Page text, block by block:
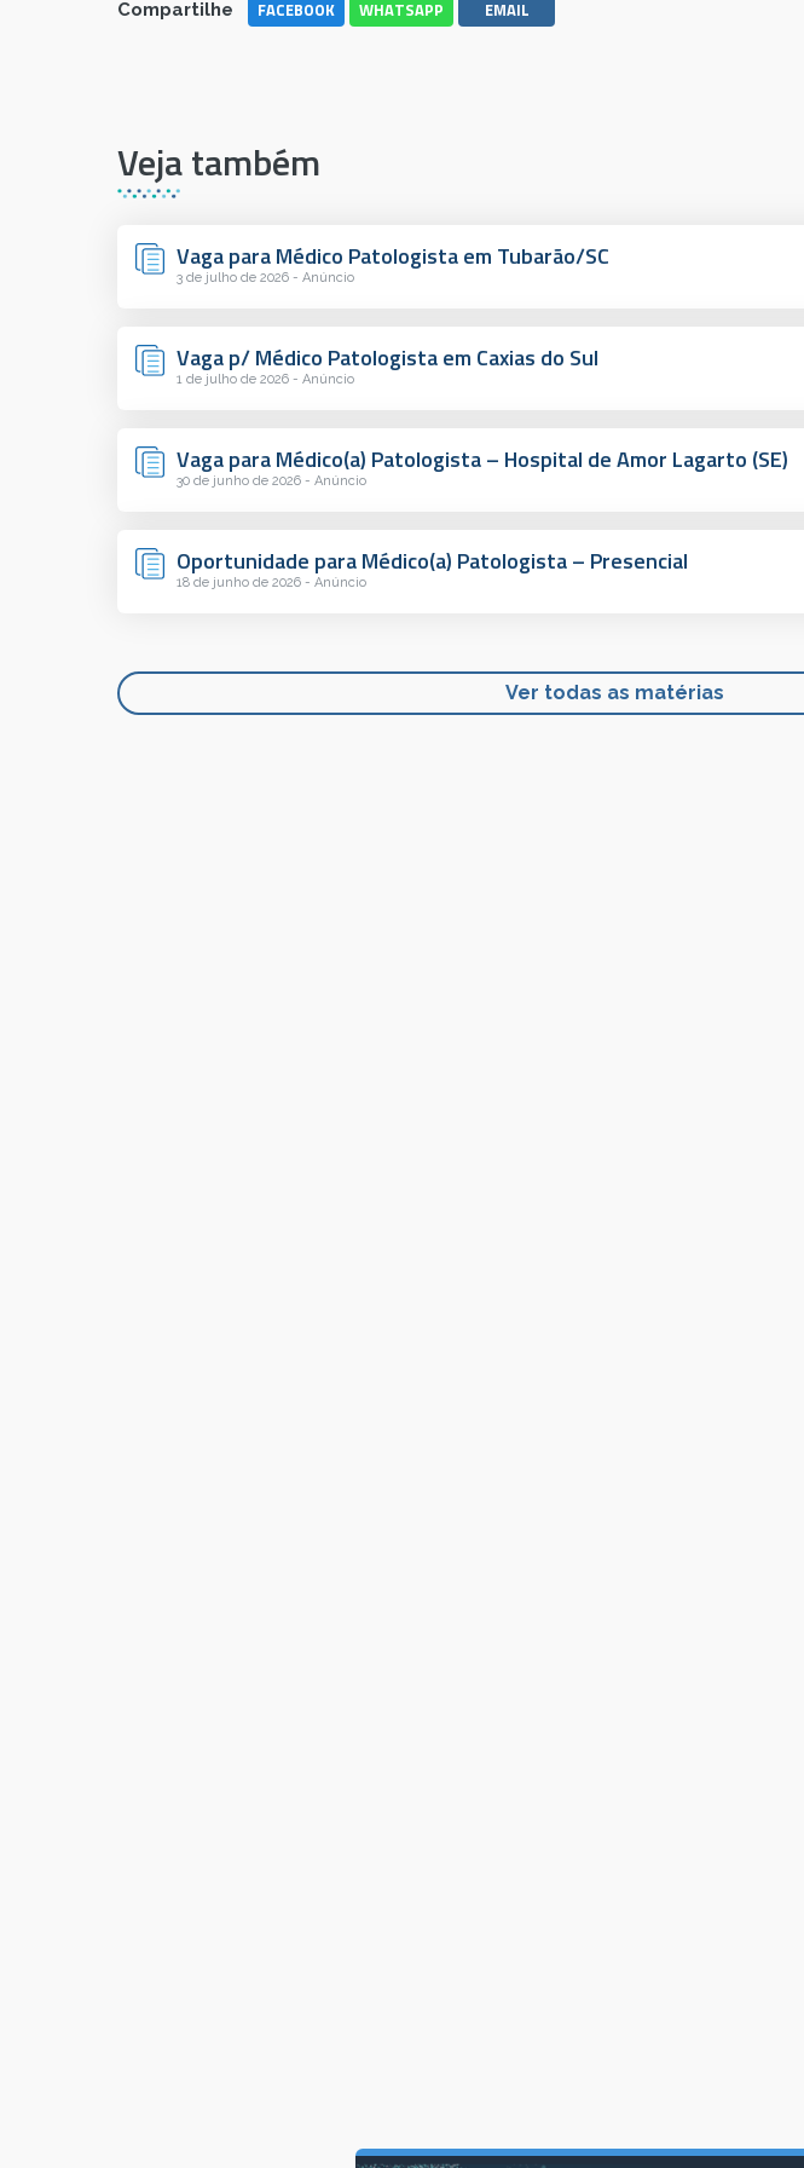
Compartilhe FACEBOOK WHATSAPP EMAIL
Veja também
Vaga para Médico Patologista em Tubarão/SC
3 de julho de 2026 - Anúncio
Vaga p/ Médico Patologista em Caxias do Sul
1 de julho de 2026 - Anúncio
Vaga para Médico(a) Patologista – Hospital de Amor Lagarto (SE)
30 de junho de 2026 - Anúncio
Oportunidade para Médico(a) Patologista – Presencial
18 de junho de 2026 - Anúncio
Ver todas as matérias